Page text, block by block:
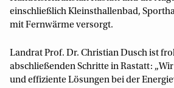
einschließlich Kleinsthallenbad,
mit Fernwärme versorgt.
Landrat Prof. Dr. Christian Dusch ist
abschließenden Schritte in Rastatt:
und effiziente Lösungen bei der